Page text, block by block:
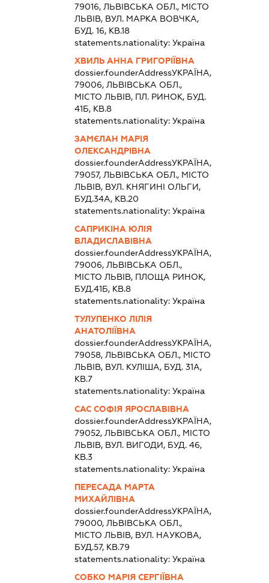
79016, ЛЬВІВСЬКА ОБЛ., МІСТО
ЛЬВІВ, ВУЛ. МАРКА ВОВЧКА,
БУД. 16, КВ.18
statements.nationality: Україна
ХВИЛЬ АННА ГРИГОРІЇВНА
dossier.founderAddressУКРАЇНА,
79006, ЛЬВІВСЬКА ОБЛ.,
МІСТО ЛЬВІВ, ПЛ. РИНОК, БУД.
41Б, КВ.8
statements.nationality: Україна
ЗАМЄЛАН МАРІЯ
ОЛЕКСАНДРІВНА
dossier.founderAddressУКРАЇНА,
79057, ЛЬВІВСЬКА ОБЛ., МІСТО
ЛЬВІВ, ВУЛ. КНЯГИНІ ОЛЬГИ,
БУД.34А, КВ.20
statements.nationality: Україна
САПРИКІНА ЮЛІЯ
ВЛАДИСЛАВІВНА
dossier.founderAddressУКРАЇНА,
79006, ЛЬВІВСЬКА ОБЛ.,
МІСТО ЛЬВІВ, ПЛОЩА РИНОК,
БУД.41Б, КВ.8
statements.nationality: Україна
ТУЛУПЕНКО ЛІЛІЯ
АНАТОЛІЇВНА
dossier.founderAddressУКРАЇНА,
79058, ЛЬВІВСЬКА ОБЛ., МІСТО
ЛЬВІВ, ВУЛ. КУЛІША, БУД. 31А,
КВ.7
statements.nationality: Україна
САС СОФІЯ ЯРОСЛАВІВНА
dossier.founderAddressУКРАЇНА,
79052, ЛЬВІВСЬКА ОБЛ., МІСТО
ЛЬВІВ, ВУЛ. ВИГОДИ, БУД. 46,
КВ.3
statements.nationality: Україна
ПЕРЕСАДА МАРТА
МИХАЙЛІВНА
dossier.founderAddressУКРАЇНА,
79000, ЛЬВІВСЬКА ОБЛ.,
МІСТО ЛЬВІВ, ВУЛ. НАУКОВА,
БУД.57, КВ.79
statements.nationality: Україна
СОБКО МАРІЯ СЕРГІЇВНА